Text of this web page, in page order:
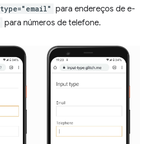
type="email" para endereços de e-
para números de telefone.